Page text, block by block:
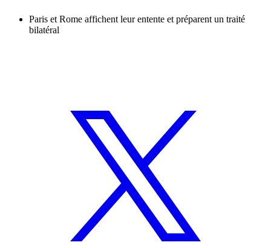
Paris et Rome affichent leur entente et préparent un traité
bilatéral